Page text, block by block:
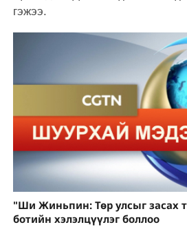
гэжээ.
"Ши Жиньпин: Төр улсыг засах
ботийн хэлэлцүүлэг боллоо